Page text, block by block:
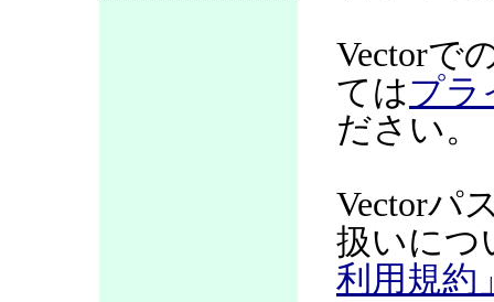
Vectorで
てはプラ
ださい。
Vectorパ
扱いにつ
利用規約